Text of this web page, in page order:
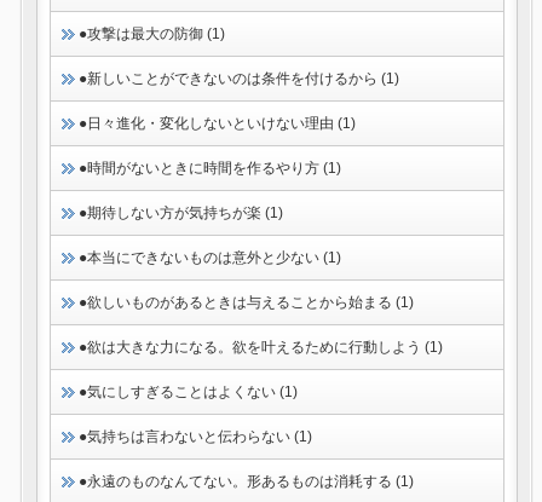
●攻撃は最大の防御 (1)
●新しいことができないのは条件を付けるから (1)
●日々進化・変化しないといけない理由 (1)
●時間がないときに時間を作るやり方 (1)
●期待しない方が気持ちが楽 (1)
●本当にできないものは意外と少ない (1)
●欲しいものがあるときは与えることから始まる (1)
●欲は大きな力になる。欲を叶えるために行動しよう (1)
●気にしすぎることはよくない (1)
●気持ちは言わないと伝わらない (1)
●永遠のものなんてない。形あるものは消耗する (1)